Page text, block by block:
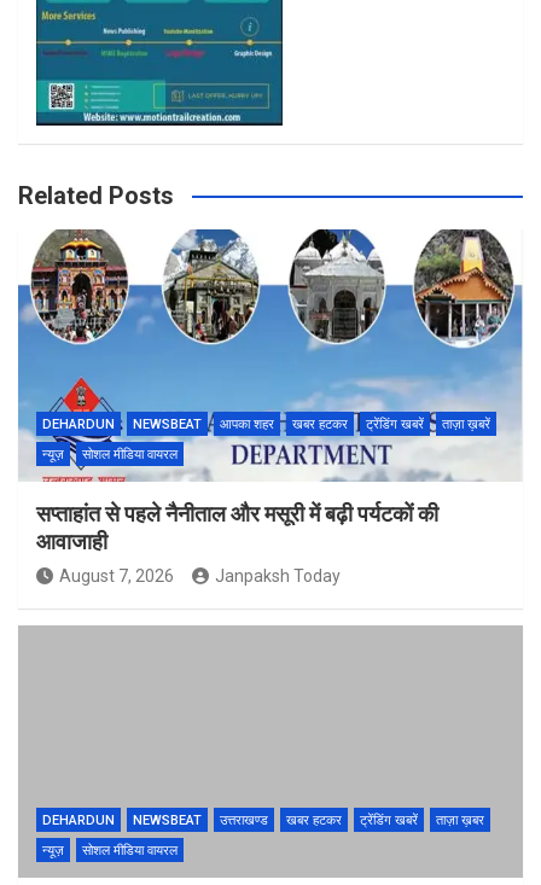
Related Posts
DEHARDUN NEWSBEAT आपका शहर खबर हटकर ट्रेंडिंग खबरें
ताज़ा ख़बरें
न्यूज़
सोशल मीडिया वायरल
सप्ताहांत से पहले नैनीताल और मसूरी में बढ़ी पर्यटकों की
आवाजाही
August 7, 2026 Janpaksh Today
DEHARDUN NEWSBEAT उत्तराखण्ड खबर हटकर ट्रेंडिंग खबरें
ताज़ा ख़बर
न्यूज़
सोशल मीडिया वायरल